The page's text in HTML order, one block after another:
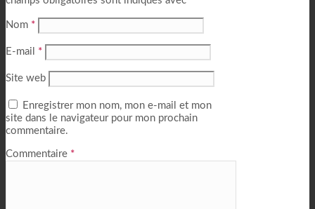
Nom *
E-mail *
Site web
Enregistrer mon nom, mon e-mail et mon
site dans le navigateur pour mon prochain
commentaire.
Commentaire *